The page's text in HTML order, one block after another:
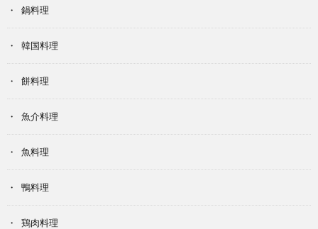
鍋料理
韓国料理
餅料理
魚介料理
魚料理
鴨料理
鶏肉料理